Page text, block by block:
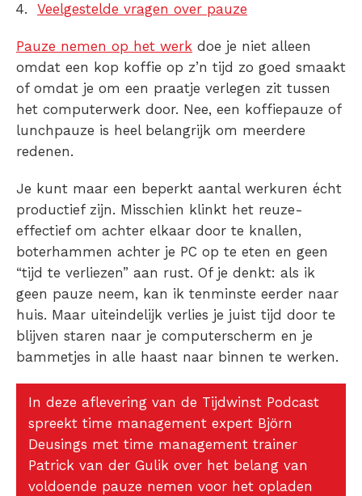
Veelgestelde vragen over pauze
Pauze nemen op het werk doe je niet alleen
omdat een kop koffie op z’n tijd zo goed smaakt
of omdat je om een praatje verlegen zit tussen
het computerwerk door. Nee, een koffiepauze of
lunchpauze is heel belangrijk om meerdere
redenen.
Je kunt maar een beperkt aantal werkuren écht
productief zijn. Misschien klinkt het reuze-
effectief om achter elkaar door te knallen,
boterhammen achter je PC op te eten en geen
“tijd te verliezen” aan rust. Of je denkt: als ik
geen pauze neem, kan ik tenminste eerder naar
huis. Maar uiteindelijk verlies je juist tijd door te
blijven staren naar je computerscherm en je
bammetjes in alle haast naar binnen te werken.
In deze aflevering van de Tijdwinst Podcast
spreekt time management expert Björn
Deusings met time management trainer
Patrick van der Gulik over het belang van
voldoende pauze nemen voor het opladen